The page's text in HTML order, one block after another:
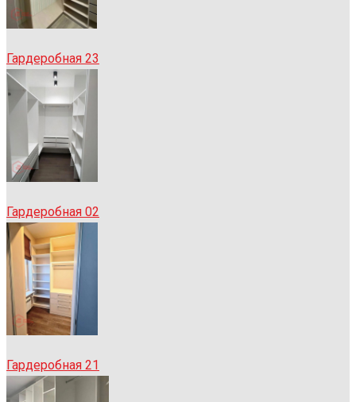
Гардеробная 23
Гардеробная 02
Гардеробная 21